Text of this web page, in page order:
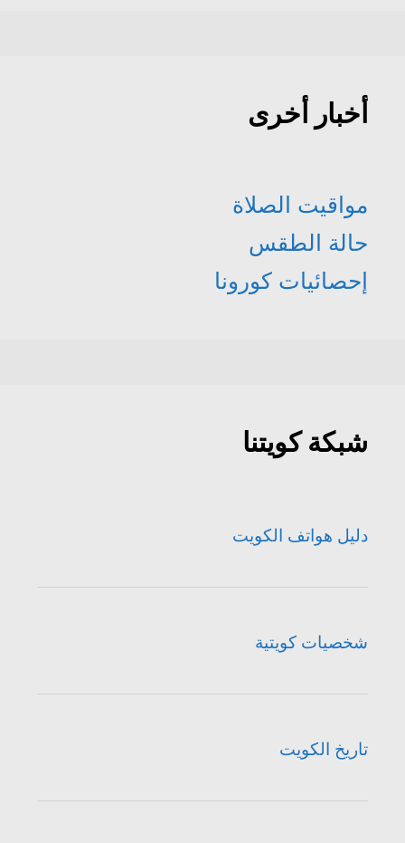
أخبار أخرى
مواقيت الصلاة
حالة الطقس
إحصائيات كورونا
شبكة كويتنا
دليل هواتف الكويت
شخصيات كويتية
تاريخ الكويت